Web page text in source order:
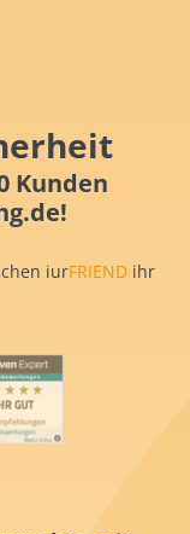
Kunden
iurFRIEND ihr